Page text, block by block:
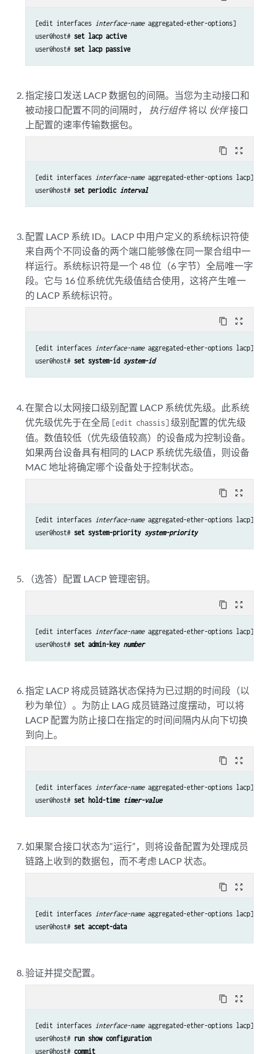
[edit interfaces interface-name aggregated-ether-options]
user@host# set lacp active
user@host# set lacp passive
指定接口发送 LACP 数据包的间隔。当您为主动接口和
被动接口配置不同的间隔时， 执行组件将以 伙伴接口
上配置的速率传输数据包。
content_copy zoom_out_map
[edit interfaces interface-name aggregated-ether-options lacp]
user@host# set periodic interval
配置 LACP 系统 ID。LACP 中用户定义的系统标识符使
来自两个不同设备的两个端口能够像在同一聚合组中一
样运行。系统标识符是一个 48 位（6 字节）全局唯一字
段。它与 16 位系统优先级值结合使用，这将产生唯一
的 LACP 系统标识符。
content_copy zoom_out_map
[edit interfaces interface-name aggregated-ether-options lacp]
user@host# set system-id system-id
在聚合以太网接口级别配置 LACP 系统优先级。此系统
优先级优先于在全局 [edit chassis] 级别配置的优先级
值。数值较低（优先级值较高）的设备成为控制设备。
如果两台设备具有相同的 LACP 系统优先级值，则设备
MAC 地址将确定哪个设备处于控制状态。
content_copy zoom_out_map
[edit interfaces interface-name aggregated-ether-options lacp]
user@host# set system-priority system-priority
（选答）配置 LACP 管理密钥。
content_copy zoom_out_map
[edit interfaces interface-name aggregated-ether-options lacp]
user@host# set admin-key number
指定 LACP 将成员链路状态保持为已过期的时间段（以
秒为单位）。为防止 LAG 成员链路过度摆动，可以将
LACP 配置为防止接口在指定的时间间隔内从向下切换
到向上。
content_copy zoom_out_map
[edit interfaces interface-name aggregated-ether-options lacp]
user@host# set hold-time timer-value
如果聚合接口状态为“运行”，则将设备配置为处理成员
链路上收到的数据包，而不考虑 LACP 状态。
content_copy zoom_out_map
[edit interfaces interface-name aggregated-ether-options lacp]
user@host# set accept-data
验证并提交配置。
content_copy zoom_out_map
[edit interfaces interface-name aggregated-ether-options lacp]
user@host# run show configuration
user@host# commit